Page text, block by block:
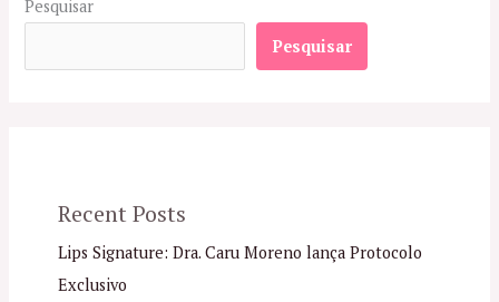
Pesquisar
Pesquisar
Recent Posts
Lips Signature: Dra. Caru Moreno lança Protocolo
Exclusivo